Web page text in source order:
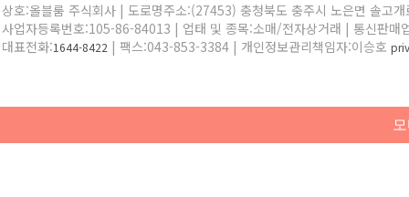
상호:올블룸 주식회사 | 도로명주소:(27453) 충청북도 충주시 노은면 솔고
사업자등록번호:105-86-84013 | 업태 및 종목:소매/전자상거래 | 통신판매
대표전화:1644-8422 | 팩스:043-853-3384 | 개인정보관리책임자:이승호